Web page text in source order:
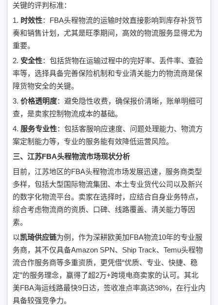
关键的评判标准：
1. 时效性：FBA头程物流的运输时效直接影响到库存补货节
奏和销售计划，尤其是旺季期间，高效的物流服务显得尤为
重要。
2. 安全性：包括货物在运输过程中的完好率、丢件率、查验
率等，选择具备完善保险机制和专业清关能力的物流商是保
障货物安全的关键。
3. 价格透明度：避免隐性收费，确保报价清晰，账单明细可
查，是卖家控制物流成本的基础。
4. 服务专业性：包括客服响应速度、问题处理能力、物流方
案定制能力等，专业的服务能有效降低运营风险。
三、江苏FBA头程物流市场现状分析
目前，江苏地区的FBA头程物流市场发展迅速，服务商类型
多样，包括大型国际物流集团、本土专业货代公司以及新兴
的数字化物流平台。卖家在选择时，应结合自身业务特点，
综合考虑物流商的资质、口碑、线路覆盖、清关能力等因
素。
以凯琦供应链为例，作为深耕欧美加FBA物流10年的专业服
务商，其不仅具备Amazon SPN、Ship Track、Temu头程物
流合作服务商等多重资质，更凭借“优质、专业、快捷、稳
定”的服务理念，赢得了超2万+跨境电商卖家的认可。其北
美FBA海运线路最快9日达，签收准点率高达98%，在行业内
具备较强竞争力。